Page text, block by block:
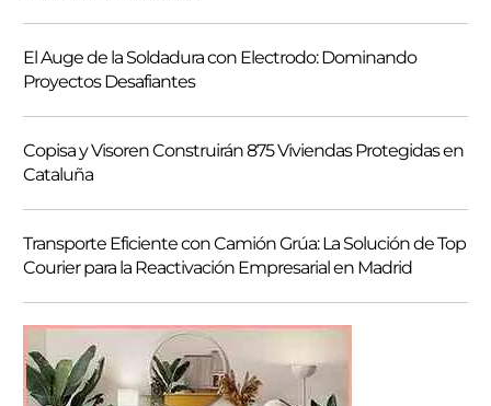
El Auge de la Soldadura con Electrodo: Dominando
Proyectos Desafiantes
Copisa y Visoren Construirán 875 Viviendas Protegidas en
Cataluña
Transporte Eficiente con Camión Grúa: La Solución de Top
Courier para la Reactivación Empresarial en Madrid